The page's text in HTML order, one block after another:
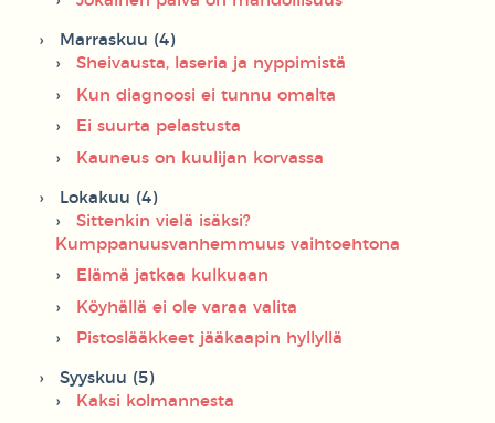
Marraskuu (4)
Sheivausta, laseria ja nyppimistä
Kun diagnoosi ei tunnu omalta
Ei suurta pelastusta
Kauneus on kuulijan korvassa
Lokakuu (4)
Sittenkin vielä isäksi?
Kumppanuusvanhemmuus vaihtoehtona
Elämä jatkaa kulkuaan
Köyhällä ei ole varaa valita
Pistoslääkkeet jääkaapin hyllyllä
Syyskuu (5)
Kaksi kolmannesta